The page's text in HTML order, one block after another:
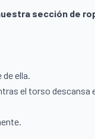
sección de
ella.
el torso descansa